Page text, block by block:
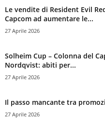
Le vendite di Resident Evil
Capcom ad aumentare le...
27 Aprile 2026
Solheim Cup – Colonna del
Nordqvist: abiti per...
27 Aprile 2026
Il passo mancante tra
27 Aprile 2026